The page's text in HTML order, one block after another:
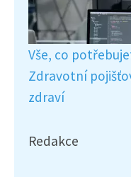
Vše, co
Zdravotní
zdraví
Redakce